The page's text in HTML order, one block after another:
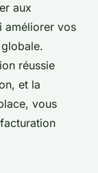
aux
améliorer vos
réussie
et la
vous